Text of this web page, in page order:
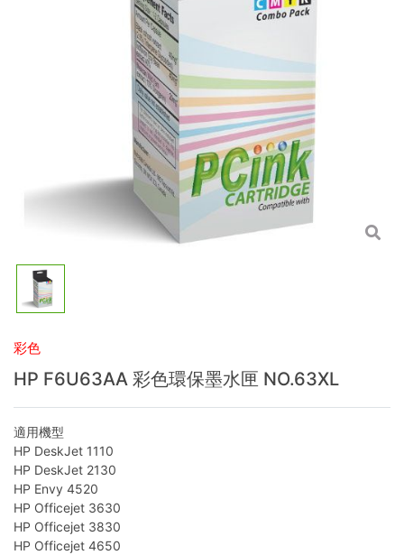
彩色
HP F6U63AA 彩色環保墨水匣 NO.63XL
適用機型
HP DeskJet 1110
HP DeskJet 2130
HP Envy 4520
HP Officejet 3630
HP Officejet 3830
HP Officejet 4650